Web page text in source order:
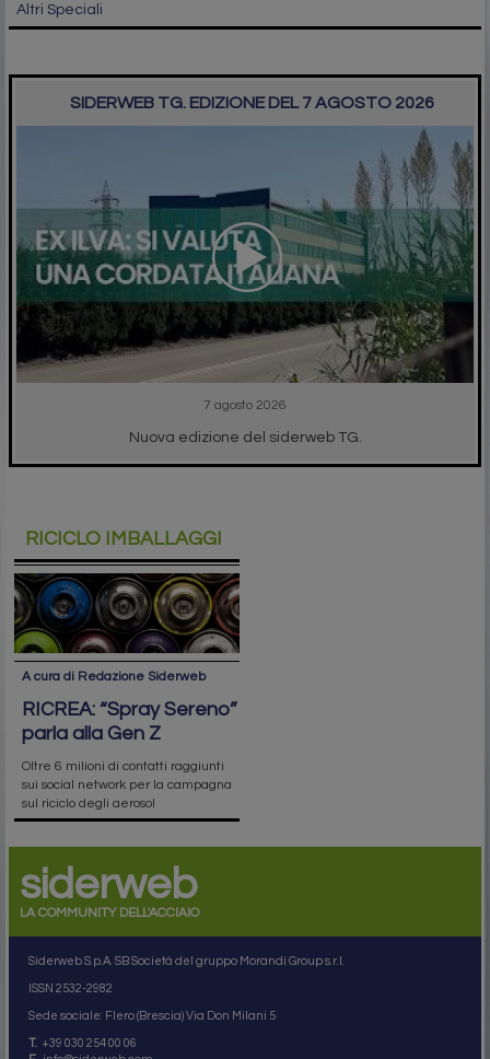
Altri Speciali
SIDERWEB TG. EDIZIONE DEL 7 AGOSTO 2026
7 agosto 2026
Nuova edizione del siderweb TG.
RICICLO IMBALLAGGI
A cura di Redazione Siderweb
RICREA: “Spray Sereno”
parla alla Gen Z
Oltre 6 milioni di contatti raggiunti
sui social network per la campagna
sul riciclo degli aerosol
siderweb
LA COMMUNITY DELL'ACCIAIO
Siderweb S.p.A. SB Società del gruppo Morandi Group s.r.l.
ISSN 2532-2982
Sede sociale: Flero (Brescia) Via Don Milani 5
T. +39 030 254 00 06